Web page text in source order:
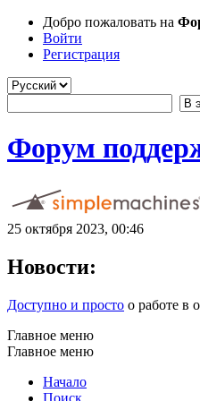
Добро пожаловать на
Войти
Регистрация
Форум
25 октября 2023, 00:46
Новости:
Доступно и просто о работе в
Главное меню
Главное меню
Начало
Поиск